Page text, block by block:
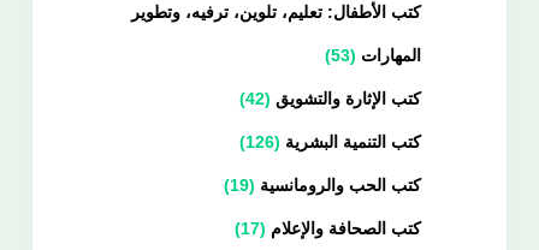
كتب الأطفال: تعليم، تلوين، ترفيه، وتطوير
المهارات 53
كتب الإثارة والتشويق 42
كتب التنمية البشرية 126
كتب الحب والرومانسية 19
كتب الصحافة والإعلام 17